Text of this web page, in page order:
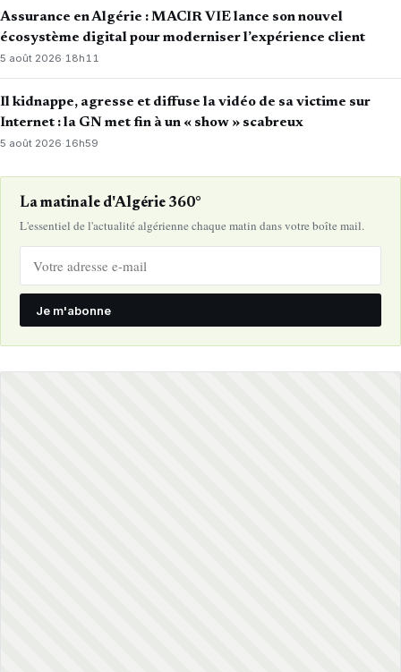
Assurance en Algérie : MACIR VIE lance son nouvel
écosystème digital pour moderniser l’expérience client
5 août 2026·18h11
Il kidnappe, agresse et diffuse la vidéo de sa victime sur
Internet : la GN met fin à un « show » scabreux
5 août 2026· 16h59
La matinale d'Algérie 360°
L'essentiel de l'actualité algérienne chaque matin dans votre boîte mail.
Je m'abonne